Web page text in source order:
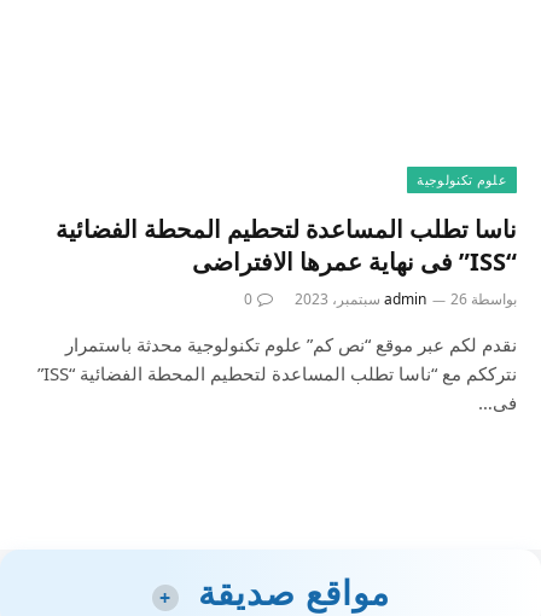
علوم تكنولوجية
ناسا تطلب المساعدة لتحطيم المحطة الفضائية
“ISS” فى نهاية عمرها الافتراضى
بواسطة admin 26 سبتمبر، 2023 0
نقدم لكم عبر موقع “نص كم” علوم تكنولوجية محدثة باستمرار
نترككم مع “ناسا تطلب المساعدة لتحطيم المحطة الفضائية “ISS”
فى…
مواقع صديقة +